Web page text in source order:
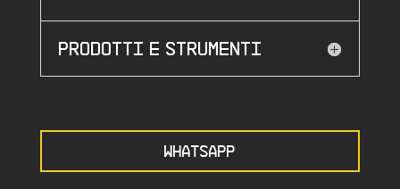
Prodotti e strumenti
WHATSAPP